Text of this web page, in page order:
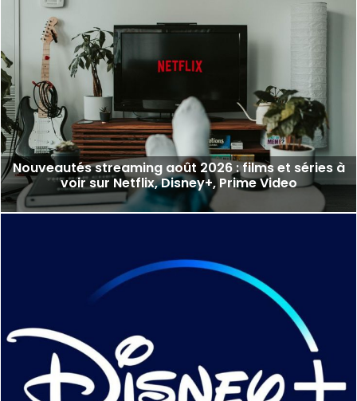
Nouveautés streaming août 2026 : films et séries à
voir sur Netflix, Disney+, Prime Video